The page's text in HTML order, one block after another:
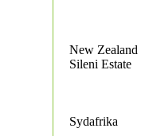
New Zealand
Sileni Estate
Sydafrika